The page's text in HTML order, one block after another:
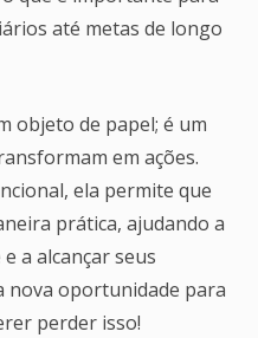
até metas de longo
objeto de papel; é um
em ações.
ela permite que
prática, ajudando a
a alcançar seus
nova oportunidade para
perder isso!